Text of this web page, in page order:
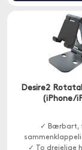
Desire2
(iPhone/
✓ Bærbart,
✓ To drejelige